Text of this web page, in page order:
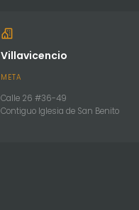
Villavicencio
META
Calle 26 #36-49
Contiguo Iglesia de San Benito